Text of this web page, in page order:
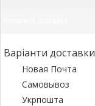
Варіанти доставки
Новая Почта
Самовывоз
Укрпошта